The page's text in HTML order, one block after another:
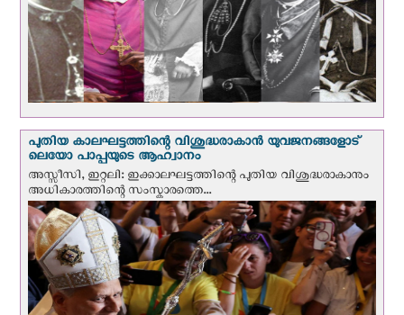
പുതിയ കാലഘട്ടത്തിന്റെ വിശുദ്ധരാകാന്‍ യുവജനങ്ങളോട്
ലെയോ പാപ്പയുടെ ആഹ്വാനം
അസ്സീസി, ഇറ്റലി: ഇക്കാലഘട്ടത്തിന്റെ പുതിയ വിശുദ്ധരാകാനും
അധികാരത്തിന്റെ സംസ്കാരത്തെ...